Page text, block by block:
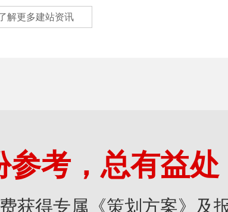
解更多建站资讯
参考，总有益处
获得专属《策划方案》及